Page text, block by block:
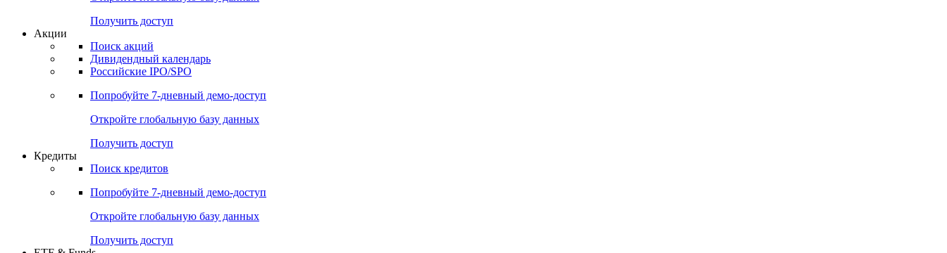
Попробуйте7-дневный
Откройте глобальную базу данных
Получить доступ
Акции
Поиск акций
Дивидендный календарь
Российские IPO/SPO
Попробуйте7-дневный
Откройте глобальную базу данных
Получить доступ
Кредиты
Поиск кредитов
Попробуйте7-дневный